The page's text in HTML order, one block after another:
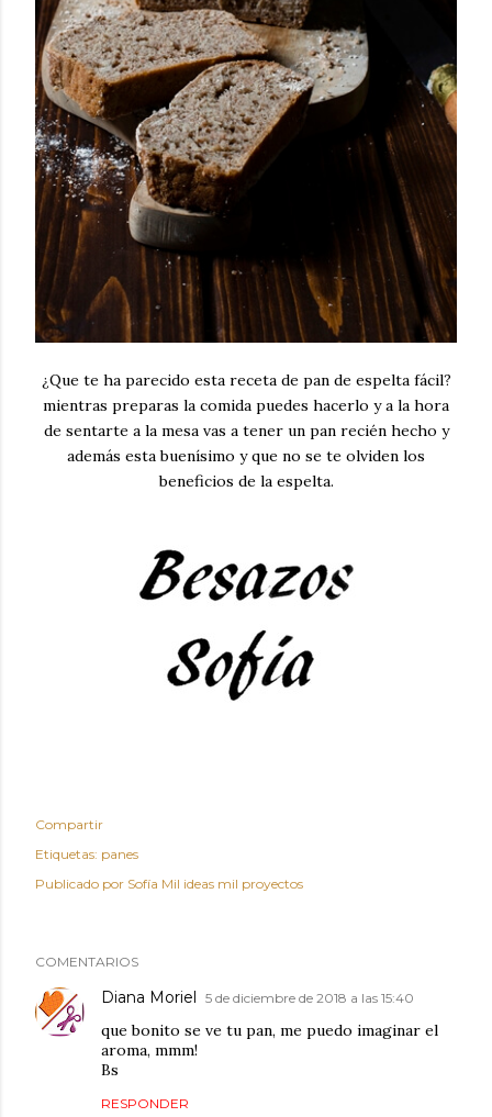
¿Que te ha parecido esta receta de pan de espelta fácil?
mientras preparas la comida puedes hacerlo y a la hora
de sentarte a la mesa vas a tener un pan recién hecho y
además esta buenísimo y que no se te olviden los
beneficios de la espelta.
Compartir
Etiquetas: panes
Publicado por Sofía Mil ideas mil proyectos
COMENTARIOS
Diana Moriel 5 de diciembre de 2018 a las 15:40
que bonito se ve tu pan, me puedo imaginar el
aroma, mmm!
Bs
RESPONDER